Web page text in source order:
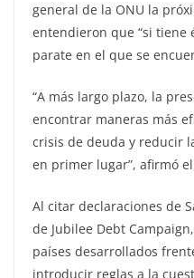
general de la ONU la
entendieron que “si tiene
parate en el que se
“A más largo plazo, la
encontrar maneras más
crisis de deuda y reducir
en primer lugar”, afirmó
Al citar declaraciones de
de Jubilee Debt
países desarrollados
introducir reglas a la